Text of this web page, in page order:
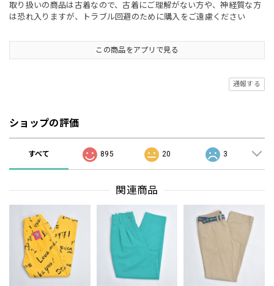
取り扱いの商品は古着なので、古着にご理解がない方や、神経質な方
は恐れ入りますが、トラブル回避のために購入をご遠慮ください
この商品をアプリで見る
通報する
ショップの評価
すべて 895 20 3
関連商品